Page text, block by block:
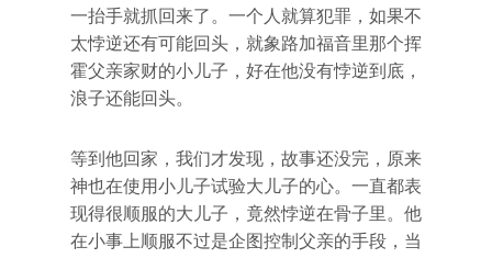
一抬手就抓回来了。一个人就算犯罪，如果不
太悖逆还有可能回头，就象路加福音里那个挥
霍父亲家财的小儿子，好在他没有悖逆到底，
浪子还能回头。
等到他回家，我们才发现，故事还没完，原来
神也在使用小儿子试验大儿子的心。一直都表
现得很顺服的大儿子，竟然悖逆在骨子里。他
在小事上顺服不过是企图控制父亲的手段，当